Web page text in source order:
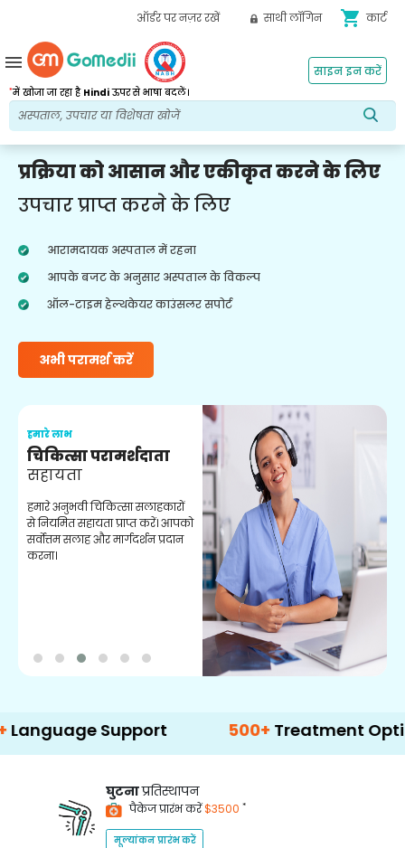
ऑर्डर पर नज़र रखें साथी लॉगिन shopping_cart कार्ट
*में खोजा जा रहा है Hindiऊपर से भाषा बदलें।
साइन इन करें
menu
प्रक्रिया को आसान और एकीकृत करने के लिए
उपचार प्राप्त करने के लिए
आरामदायक अस्पताल में रहना
आपके बजट के अनुसार अस्पताल के विकल्प
ऑल-टाइम हेल्थकेयर काउंसलर सपोर्ट
अभी परामर्श करें
हमारे लाभ
चिकित्सा परामर्शदाता
सहायता
हमारे अनुभवी चिकित्सा सलाहकारों
से नियमित सहायता प्राप्त करें। आपको
सर्वोत्तम सलाह और मार्गदर्शन प्रदान
करना।
Support 500+ Treatment Options
घुटनाप्रतिस्थापन
पैकेज प्रारंभ करें$3500 *
मूल्यांकन प्रारंभ करें